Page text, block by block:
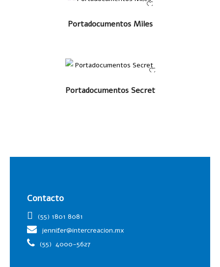
LEER MÁS
Portadocumentos Miles
LEER MÁS
Portadocumentos Secret
Contacto
(55) 1801 8081
jennifer@intercreacion.mx
(55) 4000-5627